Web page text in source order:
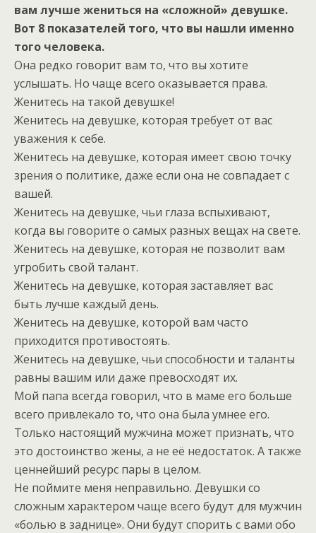
вам лучше жениться на «сложной» девушке.
Вот 8 показателей того, что вы нашли именно
того человека.
Она редко говорит вам то, что вы хотите
услышать. Но чаще всего оказывается права.
Женитесь на такой девушке!
Женитесь на девушке, которая требует от вас
уважения к себе.
Женитесь на девушке, которая имеет свою точку
зрения о политике, даже если она не совпадает с
вашей.
Женитесь на девушке, чьи глаза вспыхивают,
когда вы говорите о самых разных вещах на свете.
Женитесь на девушке, которая не позволит вам
угробить свой талант.
Женитесь на девушке, которая заставляет вас
быть лучше каждый день.
Женитесь на девушке, которой вам часто
приходится противостоять.
Женитесь на девушке, чьи способности и таланты
равны вашим или даже превосходят их.
Мой папа всегда говорил, что в маме его больше
всего привлекало то, что она была умнее его.
Только настоящий мужчина может признать, что
это достоинство жены, а не её недостаток. А также
ценнейший ресурс пары в целом.
Не поймите меня неправильно. Девушки со
сложным характером чаще всего будут для мужчин
«болью в заднице». Они будут спорить с вами обо